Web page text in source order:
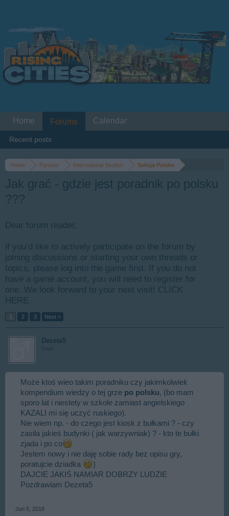
Home Forums International Section Sekcja Polska
Jak grać - gdzie jest poradnik po polsku
???
Dear forum reader,
if you’d like to actively participate on the forum by
joining discussions or starting your own threads or
topics, please log into the game first. If you do not
have a game account, you will need to register for
one. We look forward to your next visit! CLICK
HERE
1 2 3 Next >
Dezeta5
User
Może ktoś wieo takim poradniku czy jakimkolwiek
kompendium wiedzy o tej grze po polsku, (bo mam
sporo lat i niestety w szkole zamiast angielskiego
KAZALI mi się uczyć ruskiego).
Nie wiem np. - do czego jest kiosk z bułkami ? - czy
zasila jakieś budynki ( jak warzywniak) ? - kto te bułki
zjada i po co
Jestem nowy i nie daję sobie rady bez opisu gry,
poratujcie dziadka
)
DAJCIE JAKIŚ NAMIAR DOBRZY LUDZIE
Pozdrawiam Dezeta5
Jun 5, 2018
Home Forums
Recent posts
Calendar